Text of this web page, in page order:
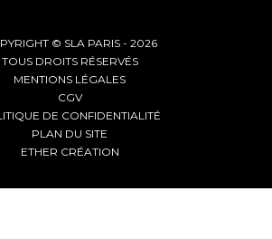
© SLA PARIS - 2026
TOUS DROITS RÉSERVÉS
MENTIONS LÉGALES
CGV
DE CONFIDENTIALITÉ
PLAN DU SITE
ETHER CRÉATION